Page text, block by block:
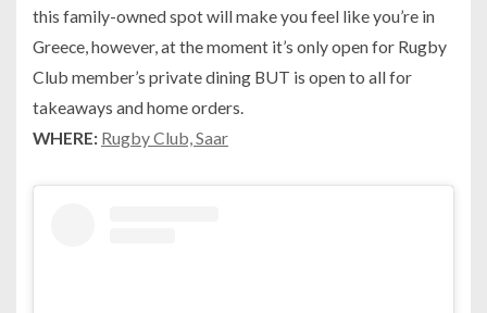
this family-owned spot will make you feel like you’re in
Greece, however, at the moment it’s only open for Rugby
Club member’s private dining BUT is open to all for
takeaways and home orders.
WHERE: Rugby Club, Saar